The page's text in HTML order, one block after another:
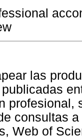
las
profesional,
consultas
Web of